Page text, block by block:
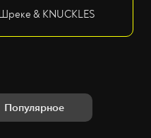
& KNUCKLES
Популярное